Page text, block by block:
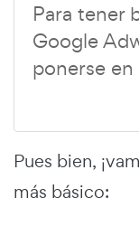
Para tener
Google
ponerse
Pues bien,
más básico: